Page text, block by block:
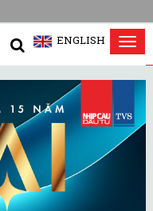
ENGLISH